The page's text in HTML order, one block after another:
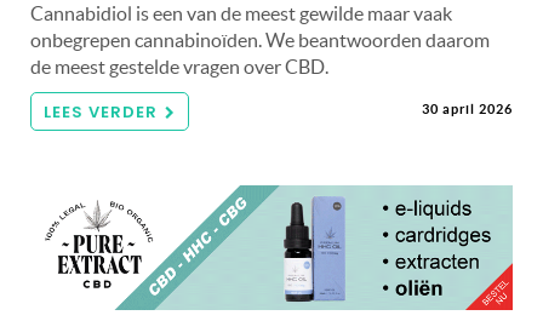
Cannabidiol is een van de meest gewilde maar vaak
onbegrepen cannabinoïden. We beantwoorden daarom
de meest gestelde vragen over CBD.
LEES VERDER 30 april 2026